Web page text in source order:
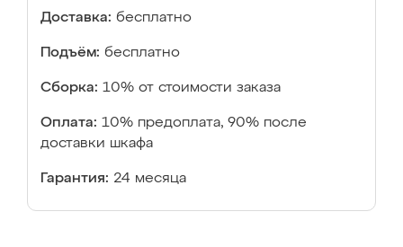
Доставка: бесплатно
Подъём: бесплатно
Сборка: 10% от стоимости заказа
Оплата: 10% предоплата, 90% после
доставки шкафа
Гарантия: 24 месяца